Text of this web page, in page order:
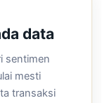
data
sentimen
mesti
transaksi